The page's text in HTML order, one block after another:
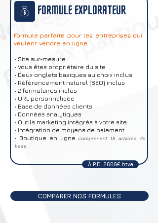
FORMULE EXPLORATEUR
Formule parfaite pour les entreprises qui
veulent vendre en ligne.
• Site sur-mesure
• Vous êtes propriétaire du site
• Deux onglets basiques au choix inclus
• Référencement naturel (SEO) inclus
• 2 formulaires inclus
• URL personnalisée
• Base de données clients
• Données analytiques
• Outils marketing intégrés à votre site
• Intégration de moyens de paiement
• Boutique en ligne comprenant 15 articles de
base
À.P.D. 2600€ htva
COMPARER NOS FORMULES